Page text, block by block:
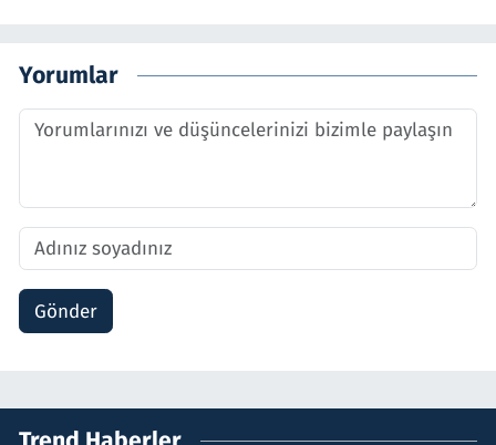
Yorumlar
Gönder